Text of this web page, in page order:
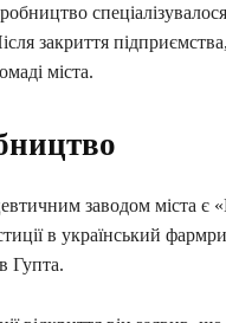
закриття
міста.
заводом міста є
в український
Гупта.